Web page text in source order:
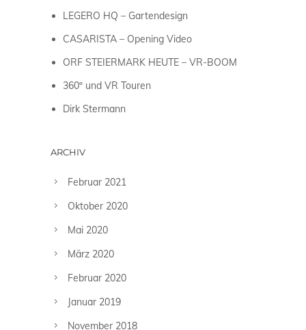
LEGERO HQ – Gartendesign
CASARISTA – Opening Video
ORF STEIERMARK HEUTE – VR-BOOM
360º und VR Touren
Dirk Stermann
ARCHIV
Februar 2021
Oktober 2020
Mai 2020
März 2020
Februar 2020
Januar 2019
November 2018